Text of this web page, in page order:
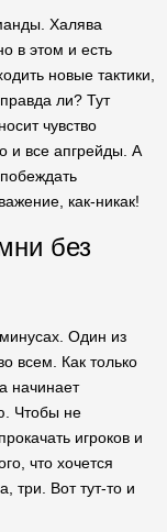
Халява
в этом и есть
новые тактики,
ли? Тут
чувство
и все апгрейды. А
как-никак!
без
Один из
всем. Как только
начинает
Чтобы не
игроков и
что хочется
три. Вот тут-то и